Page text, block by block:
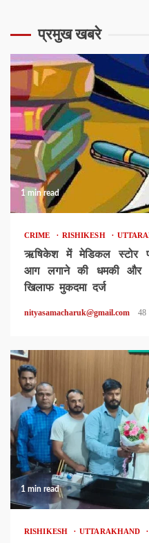
प्रमुख खबरे
1 min read
CRIME RISHIKESH
ऋषिकेश में मेडिकल स्टोर
आग लगाने की धमकी और
खिलाफ मुकदमा दर्ज
nityasamacharuk@gmail.com 48
1 min read
RISHIKESH UTTARAKHAND